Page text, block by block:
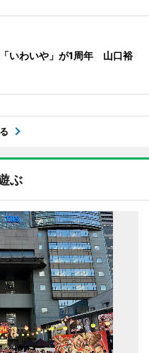
いわいや」が1周年 山口裕
ぶ